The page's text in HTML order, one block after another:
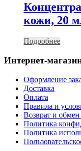
кожи, 20
Подробнее
Интернет-
Оформление
Доставка
Оплата
Правила и
Возврат и обмен
Политика
Политика